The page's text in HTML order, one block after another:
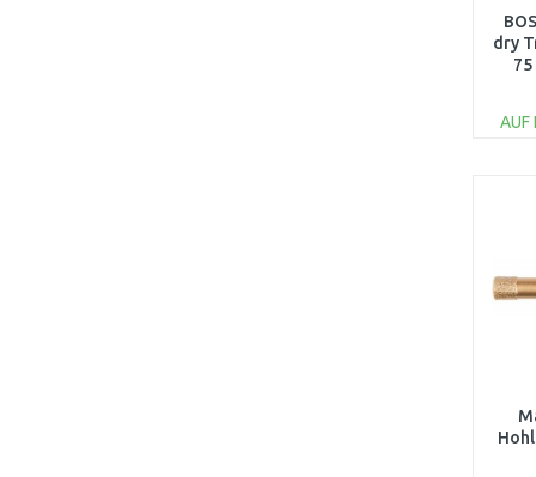
dry
75
AUF